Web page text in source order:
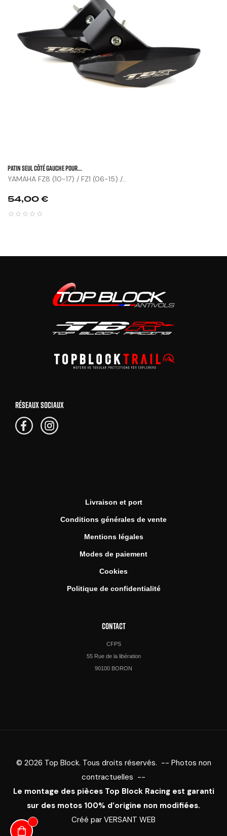
Patin Seul Côté Gauche Pour...
YAMAHA FZ8 (10-17) / FZ1 (06-15) /...
Prix
54,00 €
RÉSEAUX SOCIAUX
Livraison et port
Conditions générales de vente
Mentions légales
Modes de paiement
Cookies
Politique de confidentialité
CONTACT
CFPS
55 Rue de la libération
90100 BORON
© 2026 Top Block. Tous droits réservés. -- Photos non
contractuelles --
Le montage des pièces Top Block Racing est garanti
sur des motos 100% d’origine non modifiées.
Créé par VERSANT WEB